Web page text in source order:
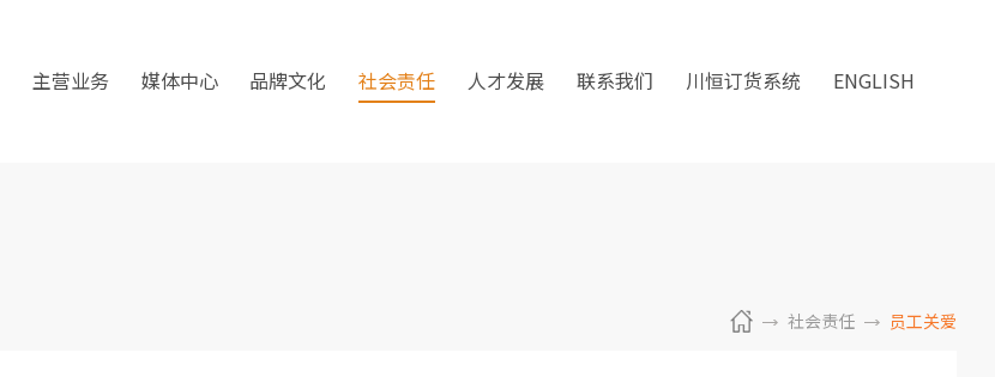
主营业务 媒体中心 品牌文化 社会责任 人才发展 联系我们 川恒订货系统 ENGLISH
社会责任 员工关爱